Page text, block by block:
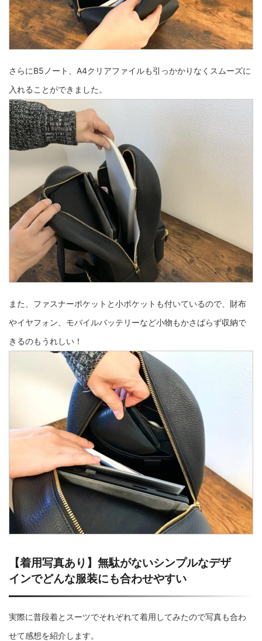
さらにB5ノート、A4クリアファイルも引っかかりなくスムーズに
入れることができました。
また、ファスナーポケットと小ポケットも付いているので、財布
やイヤフォン、モバイルバッテリーなど小物もかさばらず収納で
きるのもうれしい！
【着用写真あり】無駄がないシンプルなデザ
インでどんな服装にも合わせやすい
実際に普段着とスーツでそれぞれて着用してみたので写真も合わ
せて感想を紹介します。